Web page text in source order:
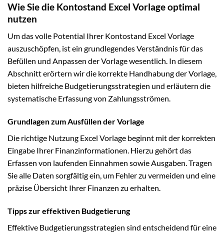
Wie Sie die Kontostand Excel Vorlage optimal
nutzen
Um das volle Potential Ihrer Kontostand Excel Vorlage
auszuschöpfen, ist ein grundlegendes Verständnis für das
Befüllen und Anpassen der Vorlage wesentlich. In diesem
Abschnitt erörtern wir die korrekte Handhabung der Vorlage,
bieten hilfreiche Budgetierungsstrategien und erläutern die
systematische Erfassung von Zahlungsströmen.
Grundlagen zum Ausfüllen der Vorlage
Die richtige Nutzung Excel Vorlage beginnt mit der korrekten
Eingabe Ihrer Finanzinformationen. Hierzu gehört das
Erfassen von laufenden Einnahmen sowie Ausgaben. Tragen
Sie alle Daten sorgfältig ein, um Fehler zu vermeiden und eine
präzise Übersicht Ihrer Finanzen zu erhalten.
Tipps zur effektiven Budgetierung
Effektive Budgetierungsstrategien sind entscheidend für eine